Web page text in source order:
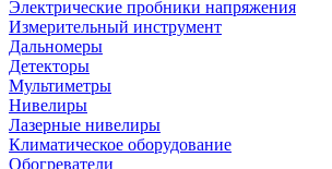
Электрические пробники напряжения
Измерительный инструмент
Дальномеры
Детекторы
Мультиметры
Нивелиры
Лазерные нивелиры
Климатическое оборудование
Обогреватели